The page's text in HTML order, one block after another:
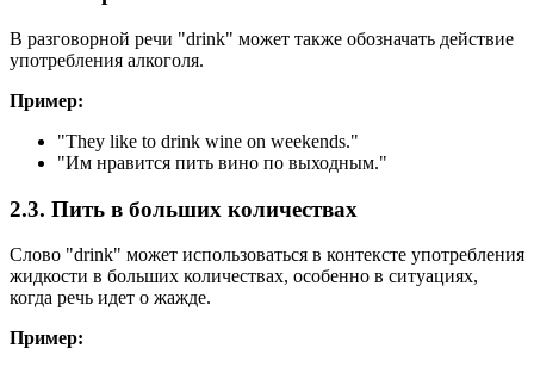
В разговорной речи "drink" может также обозначать действие
употребления алкоголя.
Пример:
"They like to drink wine on weekends."
"Им нравится пить вино по выходным."
2.3. Пить в больших количествах
Слово "drink" может использоваться в контексте употребления
жидкости в больших количествах, особенно в ситуациях,
когда речь идет о жажде.
Пример: